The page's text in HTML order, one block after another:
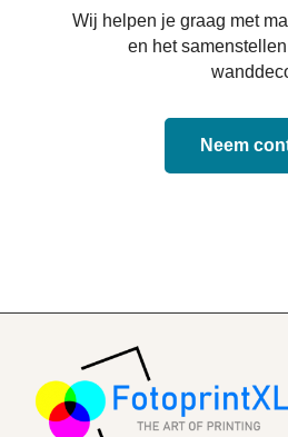
Wij helpen je graag met
en het
Neem